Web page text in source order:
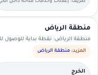
طريف: إعلانات وخدمات متاحة داخل
مع وسائل تواصل مباشرة.
منطقة الرياض
منطقة الرياض: نقطة بداية للوصول
المزيد: منطقة الرياض
الخرج